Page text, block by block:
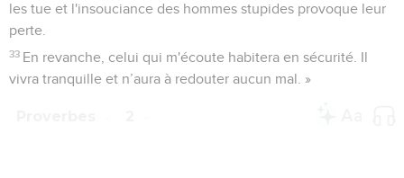
les tue et l'insouciance des hommes stupides provoque leur
perte.
33 En revanche, celui qui m'écoute habitera en sécurité. Il
vivra tranquille et n’aura à redouter aucun mal. »